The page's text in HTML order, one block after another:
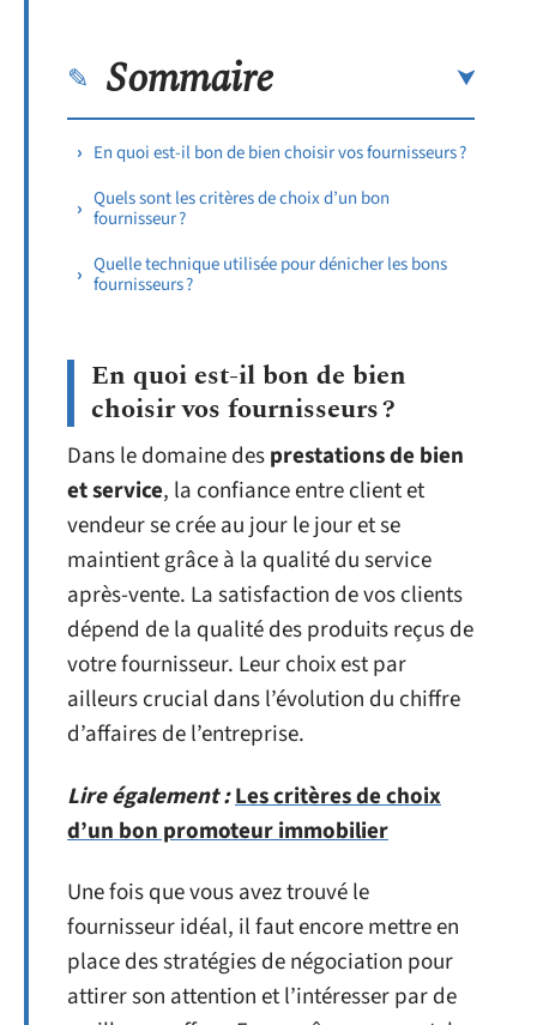
Sommaire
En quoi est-il bon de bien choisir vos fournisseurs ?
Quels sont les critères de choix d’un bon
fournisseur ?
Quelle technique utilisée pour dénicher les bons
fournisseurs ?
En quoi est-il bon de bien
choisir vos fournisseurs ?
Dans le domaine desprestations de bien
et service, la confiance entre client et
vendeur se crée au jour le jour et se
maintient grâce à la qualité du service
après-vente. La satisfaction de vos clients
dépend de la qualité des produits reçus de
votre fournisseur. Leur choix est par
ailleurs crucial dans l’évolution du chiffre
d’affaires de l’entreprise.
Lire également :Les critères de choix
d’un bon promoteur immobilier
Une fois que vous avez trouvé le
fournisseur idéal, il faut encore mettre en
place des stratégies de négociation pour
attirer son attention et l’intéresser par de